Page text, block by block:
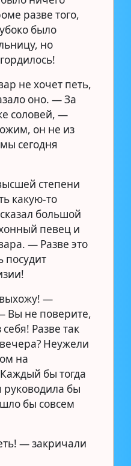
разве того,
было
но
не хочет петь,
оно. — За
соловей, —
он не из
сегодня
степени
какую-то
большой
певец и
— Разве это
посудит
—
Вы не поверите,
Разве так
Неужели
на
бы тогда
руководила бы
бы совсем
— закричали